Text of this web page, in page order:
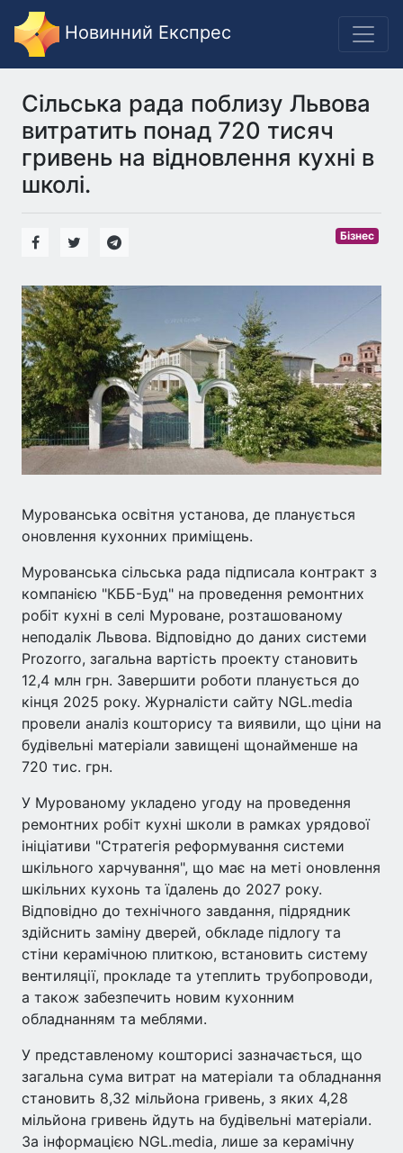
Новинний Експрес
Сільська рада поблизу Львова
витратить понад 720 тисяч
гривень на відновлення кухні в
школі.
Бізнес
Мурованська освітня установа, де планується
оновлення кухонних приміщень.
Мурованська сільська рада підписала контракт з
компанією "КББ-Буд" на проведення ремонтних
робіт кухні в селі Муроване, розташованому
неподалік Львова. Відповідно до даних системи
Prozorro, загальна вартість проекту становить
12,4 млн грн. Завершити роботи планується до
кінця 2025 року. Журналісти сайту NGL.media
провели аналіз кошторису та виявили, що ціни на
будівельні матеріали завищені щонайменше на
720 тис. грн.
У Мурованому укладено угоду на проведення
ремонтних робіт кухні школи в рамках урядової
ініціативи "Стратегія реформування системи
шкільного харчування", що має на меті оновлення
шкільних кухонь та їдалень до 2027 року.
Відповідно до технічного завдання, підрядник
здійснить заміну дверей, обкладе підлогу та
стіни керамічною плиткою, встановить систему
вентиляції, прокладе та утеплить трубопроводи,
а також забезпечить новим кухонним
обладнанням та меблями.
У представленому кошторисі зазначається, що
загальна сума витрат на матеріали та обладнання
становить 8,32 мільйона гривень, з яких 4,28
мільйона гривень йдуть на будівельні матеріали.
За інформацією NGL.media, лише за керамічну